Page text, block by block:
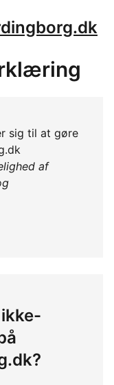
sig til at gøre
af